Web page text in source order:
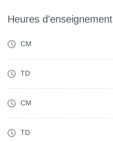
Heures d'enseignement
CM
TD
CM
TD